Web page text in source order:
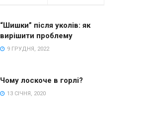
“Шишки” після уколів: як
вирішити проблему
9 ГРУДНЯ, 2022
Чому лоскоче в горлі?
13 СІЧНЯ, 2020